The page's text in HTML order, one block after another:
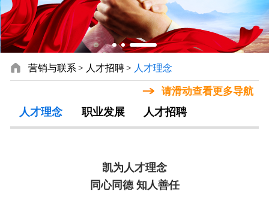
 营销与联系 人才招聘 人才理念
请滑动查看更多导航
人才理念 职业发展 人才招聘
凯为人才理念
同心同德 知人善任